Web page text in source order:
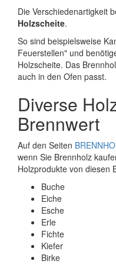
Die Verschiedenartigkeit
Holzscheite.
So sind beispielsweise
Feuerstellen" und
Holzscheite. Das
auch in den Ofen passt.
Diverse
Brennwert
Auf den Seiten
wenn Sie Brennholz
Holzprodukte von diesen
Buche
Eiche
Esche
Erle
Fichte
Kiefer
Birke